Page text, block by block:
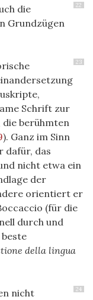
22
die
Grundzügen
23
Schrift zur
die berühmten
). Ganz im Sinn
dafür, das
nicht etwa ein
der
orientiert er
(für die
durch und
della lingua
24
nicht